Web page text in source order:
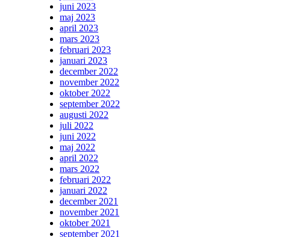
juni 2023
maj 2023
april 2023
mars 2023
februari 2023
januari 2023
december 2022
november 2022
oktober 2022
september 2022
augusti 2022
juli 2022
juni 2022
maj 2022
april 2022
mars 2022
februari 2022
januari 2022
december 2021
november 2021
oktober 2021
september 2021